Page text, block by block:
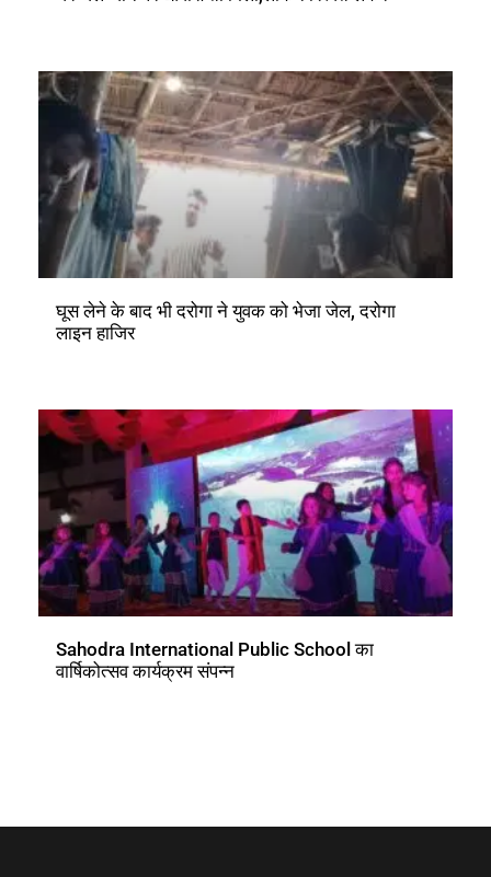
घूस लेने के बाद भी दरोगा ने युवक को भेजा जेल, दरोगा
लाइन हाजिर
Sahodra International Public School का
वार्षिकोत्सव कार्यक्रम संपन्न